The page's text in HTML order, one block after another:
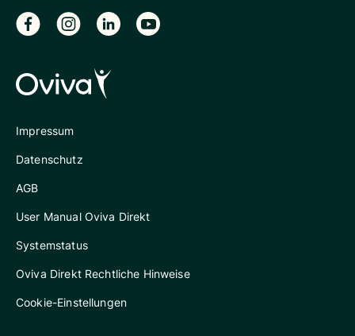
Impressum
Datenschutz
AGB
User Manual Oviva Direkt
Systemstatus
Oviva Direkt Rechtliche Hinweise
Cookie-Einstellungen